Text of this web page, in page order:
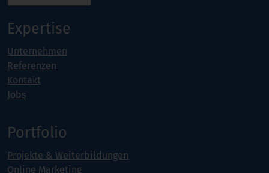
Expertise
Unternehmen
Referenzen
Kontakt
Jobs
Portfolio
Projekte & Weiterbildungen
Online Marketing